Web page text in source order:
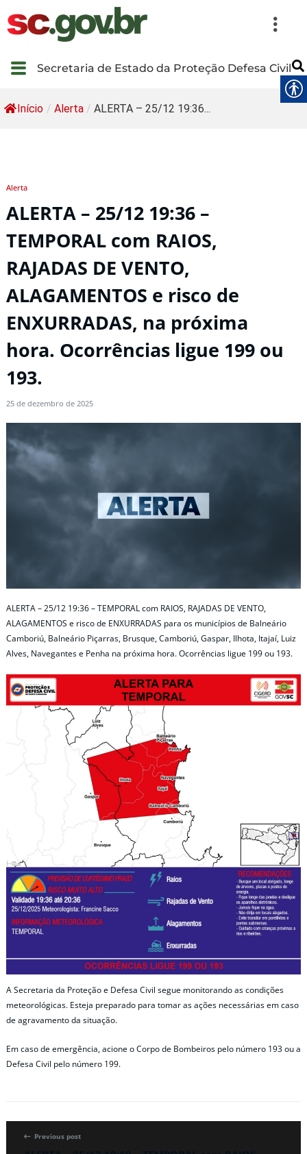
Secretaria de Estado da Proteção Defesa Civil
Início / Alerta / ALERTA – 25/12 19:36...
Alerta
ALERTA – 25/12 19:36 –
TEMPORAL com RAIOS,
RAJADAS DE VENTO,
ALAGAMENTOS e risco de
ENXURRADAS, na próxima
hora. Ocorrências ligue 199 ou
193.
25 de dezembro de 2025
ALERTA – 25/12 19:36 – TEMPORAL com RAIOS, RAJADAS DE VENTO,
ALAGAMENTOS e risco de ENXURRADAS para os municípios de Balneário
Camboriú, Balneário Piçarras, Brusque, Camboriú, Gaspar, Ilhota, Itajaí, Luiz
Alves, Navegantes e Penha na próxima hora. Ocorrências ligue 199 ou 193.
A Secretaria da Proteção e Defesa Civil segue monitorando as condições
meteorológicas. Esteja preparado para tomar as ações necessárias em caso
de agravamento da situação.
Em caso de emergência, acione o Corpo de Bombeiros pelo número 193 ou a
Defesa Civil pelo número 199.
Previous post